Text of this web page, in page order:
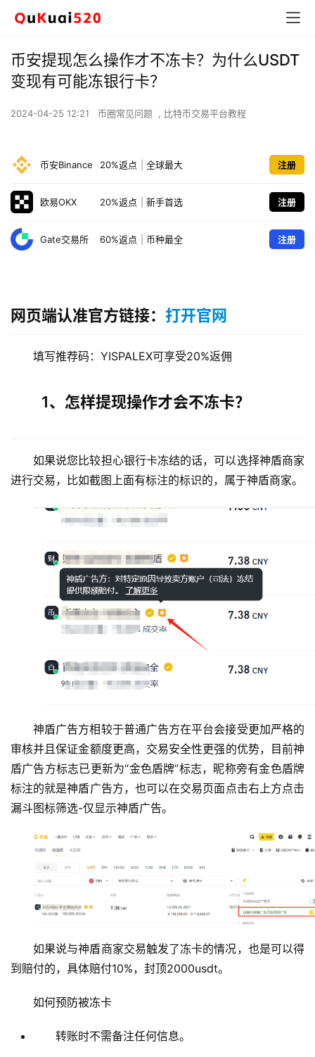
币安提现怎么操作才不冻卡？为什么USDT
变现有可能冻银行卡？
2024-04-25 12:21 币圈常见问题 , 比特币交易平台教程
币安Binance 20%返点 全球最大 注册
欧易OKX 20%返点 新手首选 注册
Gate交易所 60%返点 币种最全 注册
网页端认准官方链接： 打开官网
填写推荐码：YISPALEX可享受20%返佣
1、怎样提现操作才会不冻卡？
如果说您比较担心银行卡冻结的话，可以选择神盾商家
进行交易，比如截图上面有标注的标识的，属于神盾商家。
神盾广告方相较于普通广告方在平台会接受更加严格的
审核并且保证金额度更高，交易安全性更强的优势，目前神
盾广告方标志已更新为“金色盾牌”标志，昵称旁有金色盾牌
标注的就是神盾广告方，也可以在交易页面点击右上方点击
漏斗图标筛选-仅显示神盾广告。
如果说与神盾商家交易触发了冻卡的情况，也是可以得
到赔付的，具体赔付10%，封顶2000usdt。
如何预防被冻卡
转账时不需备注任何信息。